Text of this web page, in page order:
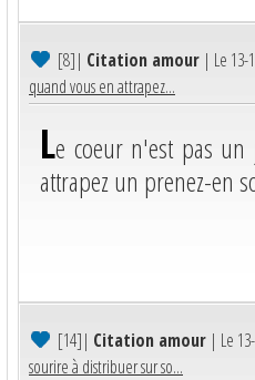
[8]| Citation amour | Le 13-
quand vous en attrapez...
Le coeur n'est pas
attrapez un prenez-en
[14]| Citation amour | Le
sourire à distribuer sur so...